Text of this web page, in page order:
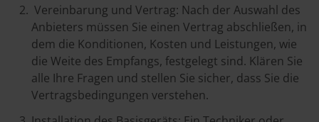
Vereinbarung und Vertrag: Nach der Auswahl des
Anbieters müssen Sie einen Vertrag abschließen, in
dem die Konditionen, Kosten und Leistungen, wie
die Weite des Empfangs, festgelegt sind. Klären Sie
alle Ihre Fragen und stellen Sie sicher, dass Sie die
Vertragsbedingungen verstehen.